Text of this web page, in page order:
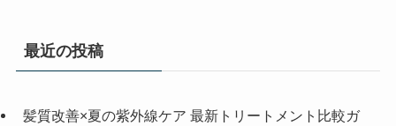
最近の投稿
髪質改善×夏の紫外線ケア 最新トリートメント比較ガ